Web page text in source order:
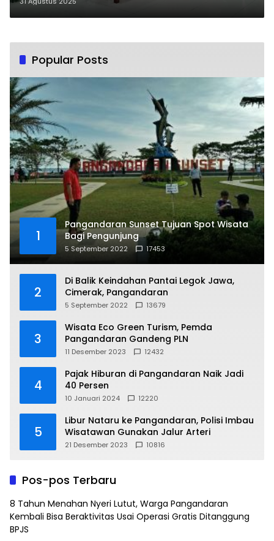
2025
Popular Posts
1
Pangandaran Sunset Tujuan Spot Wisata
Bagi Pengunjung
5 September 2022 17453
2
Di Balik Keindahan Pantai Legok Jawa,
Cimerak, Pangandaran
5 September 2022 13679
3
Wisata Eco Green Turism, Pemda
Pangandaran Gandeng PLN
11 Desember 2023 12432
4
Pajak Hiburan di Pangandaran Naik Jadi
40 Persen
10 Januari 2024 12220
5
Libur Nataru ke Pangandaran, Polisi Imbau
Wisatawan Gunakan Jalur Arteri
21 Desember 2023 10816
Pos-pos Terbaru
8 Tahun Menahan Nyeri Lutut, Warga Pangandaran
Kembali Bisa Beraktivitas Usai Operasi Gratis Ditanggung
BPJS